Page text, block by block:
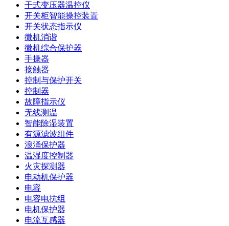
干式变压器温控仪
开关柜智能操控装置
开关状态指示仪
微机消谐
微机综合保护器
手操器
接触器
控制与保护开关
控制器
故障指示仪
无线测温
智能除湿装置
有源滤波组件
浪涌保护器
温湿度控制器
火灾探测器
电动机保护器
电容
电容电抗组
电机保护器
电流互感器